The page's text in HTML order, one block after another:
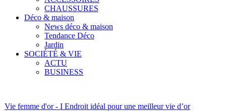
CHAUSSURES
Déco & maison
News déco & maison
Tendance Déco
Jardin
SOCIÉTÉ & VIE
ACTU
BUSINESS
Vie femme d'or - I Endroit idéal pour une meilleur vie d’or